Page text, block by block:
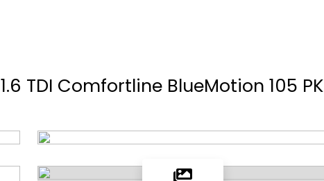
1.6 TDI Comfortline BlueMotion 105 PK